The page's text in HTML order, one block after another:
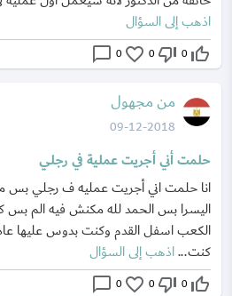
اذهب إلى السؤال
thumb_up_off_alt
0
thumb_down_off_alt
0
favorite_border
0
chat_bubble_outline
من مجهول
09-12-2018
حلمت أني أجريت عملية في رجلي
انا حلمت اني أجريت عمليه ف رجلي
اليسرا بس الحمد لله مكنش فيه الم
الكعب اسفل القدم وكنت بدوس عليها
كنت...اذهب إلى السؤال
thumb_up_off_alt
0
thumb_down_off_alt
0
favorite_border
0
chat_bubble_outline